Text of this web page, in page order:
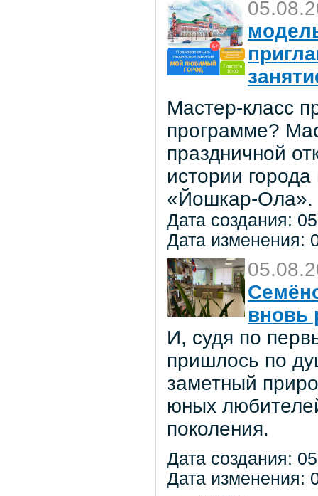
Мастер-класс
программе?
праздничной
истории
«Йошкар-Ола».
Дата создания:
Дата изменения:
вновь
И, судя по
пришлось по
заметный
юных
поколения.
Дата создания:
Дата изменения: